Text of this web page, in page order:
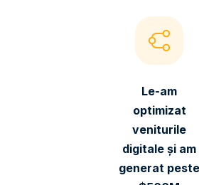
Le-am
optimizat
veniturile
digitale și am
generat peste